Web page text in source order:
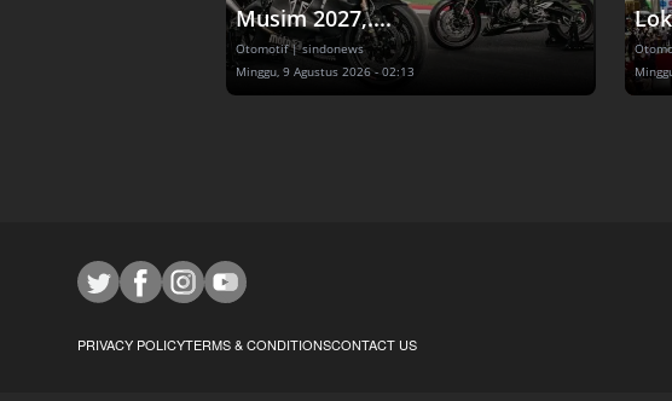
Musim 2027,....
Otomotif | sindonews
Minggu, 9 Agustus 2026 - 02:13
PRIVACY POLICYTERMS & CONDITIONSCONTACT US